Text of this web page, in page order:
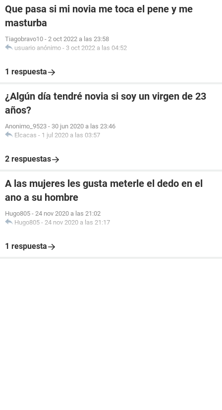
Que pasa si mi novia me toca el pene y me
masturba
Tiagobravo10 - 2 oct 2022 a las 23:58
usuario anónimo - 3 oct 2022 a las 04:52
1 respuesta
¿Algún día tendré novia si soy un virgen de 23
años?
Anonimo_9523 - 30 jun 2020 a las 23:46
Elcacas - 1 jul 2020 a las 03:57
2 respuestas
A las mujeres les gusta meterle el dedo en el
ano a su hombre
Hugo805 - 24 nov 2020 a las 21:02
Hugo805 - 24 nov 2020 a las 21:17
1 respuesta